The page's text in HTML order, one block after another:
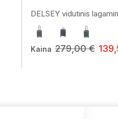
DELSEY vidutinis
Kaina 279,00 €